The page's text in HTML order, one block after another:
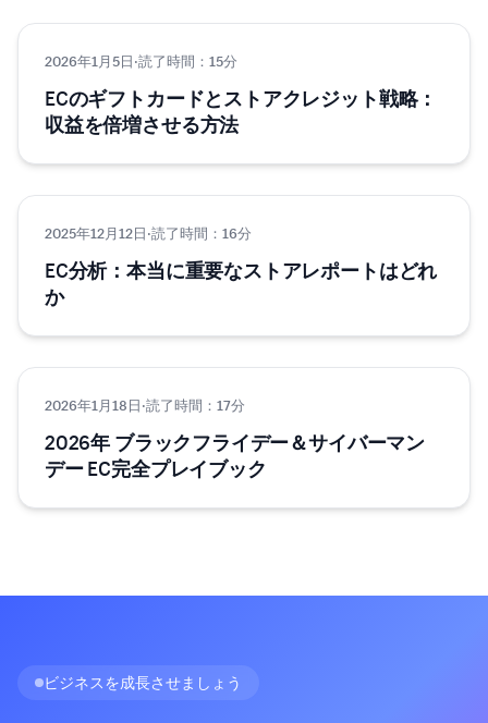
グロース
2026年1月5日·読了時間：15分
ECのギフトカードとストアクレジット戦略：
収益を倍増させる方法
ヒント＆コツ
2025年12月12日·読了時間：16分
EC分析：本当に重要なストアレポートはどれ
か
ヒント＆テクニック
2026年1月18日·読了時間：17分
2026年 ブラックフライデー＆サイバーマン
デー EC完全プレイブック
ビジネスを成長させましょう